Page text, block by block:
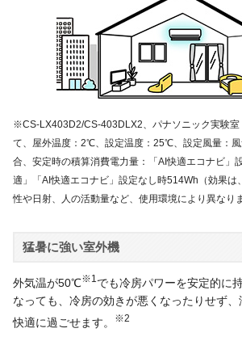
※CS-LX403D2/CS-403DLX2、パナソニック実験室
て、屋外温度：2℃、設定温度：25℃、設定風量：
合、安定時の積算消費電力量：「AI快適エコナビ」
適」「AI快適エコナビ」設定なし時514Wh（効果は
性や日射、人の活動量など、使用環境により異なり
猛暑に強い室外機
外気温が50℃※1 でも冷房パワーを安定的に
なっても、冷房の効きが悪くなったりせず
快適に過ごせます。
※2